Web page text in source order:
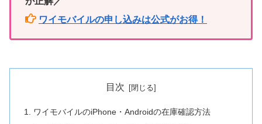
ワイモバイルの申し込みは公式がお得！
目次
ワイモバイルのiPhone・Androidの在庫確認方法